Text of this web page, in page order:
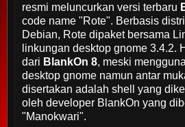
resmi meluncurkan versi terbaru
code name "Rote". Berbasis
Debian, Rote dipaket bersama
linkungan desktop gnome 3.4.2.
dari BlankOn 8, meski
desktop gnome namun antar
disertakan adalah shell yang
oleh developer BlankOn yang
"Manokwari".